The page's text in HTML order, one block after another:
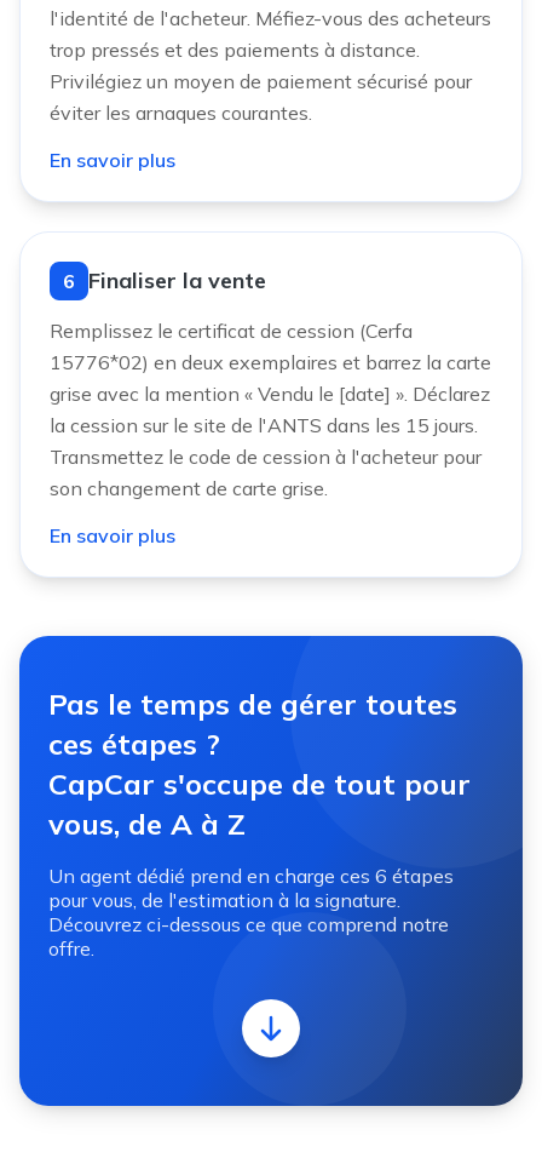
l'identité de l'acheteur. Méfiez-vous des acheteurs
trop pressés et des paiements à distance.
Privilégiez un moyen de paiement sécurisé pour
éviter les arnaques courantes.
En savoir plus
6 Finaliser la vente
Remplissez le certificat de cession (Cerfa
15776*02) en deux exemplaires et barrez la carte
grise avec la mention « Vendu le [date] ». Déclarez
la cession sur le site de l'ANTS dans les 15 jours.
Transmettez le code de cession à l'acheteur pour
son changement de carte grise.
En savoir plus
Pas le temps de gérer toutes
ces étapes ?
CapCar s'occupe de tout pour
vous, de A à Z
Un agent dédié prend en charge ces 6 étapes
pour vous, de l'estimation à la signature.
Découvrez ci-dessous ce que comprend notre
offre.